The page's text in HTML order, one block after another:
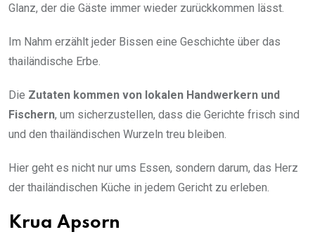
Glanz, der die Gäste immer wieder zurückkommen lässt.
Im Nahm erzählt jeder Bissen eine Geschichte über das
thailändische Erbe.
Die Zutaten kommen von lokalen Handwerkern und
Fischern, um sicherzustellen, dass die Gerichte frisch sind
und den thailändischen Wurzeln treu bleiben.
Hier geht es nicht nur ums Essen, sondern darum, das Herz
der thailändischen Küche in jedem Gericht zu erleben.
Krua Apsorn